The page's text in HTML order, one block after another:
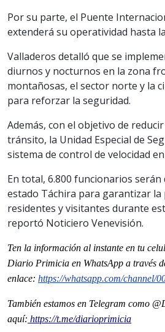
Por su parte, el Puente
extenderá su operatividad hasta
Valladeros detalló que se
diurnos y nocturnos en la zona
montañosas, el sector norte y la
para reforzar la seguridad.
Además, con el objetivo de
tránsito, la Unidad Especial de
sistema de control de velocidad
En total, 6.800 funcionarios serán
estado Táchira para garantizar la
residentes y visitantes durante
reportó Noticiero Venevisión.
Ten la información al instante en tu
Diario Primicia en WhatsApp a través
enlace: https://whatsapp.com/channel/
También estamos en Telegram como
aquí: https://t.me/diarioprimicia